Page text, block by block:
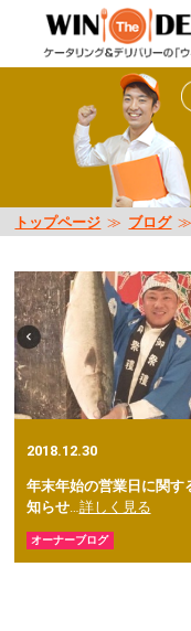
トップページ ≫ ブログ≫
2018.12.30
年末年始の営業日に関す
知らせ… 詳しく見る
オーナーブログ